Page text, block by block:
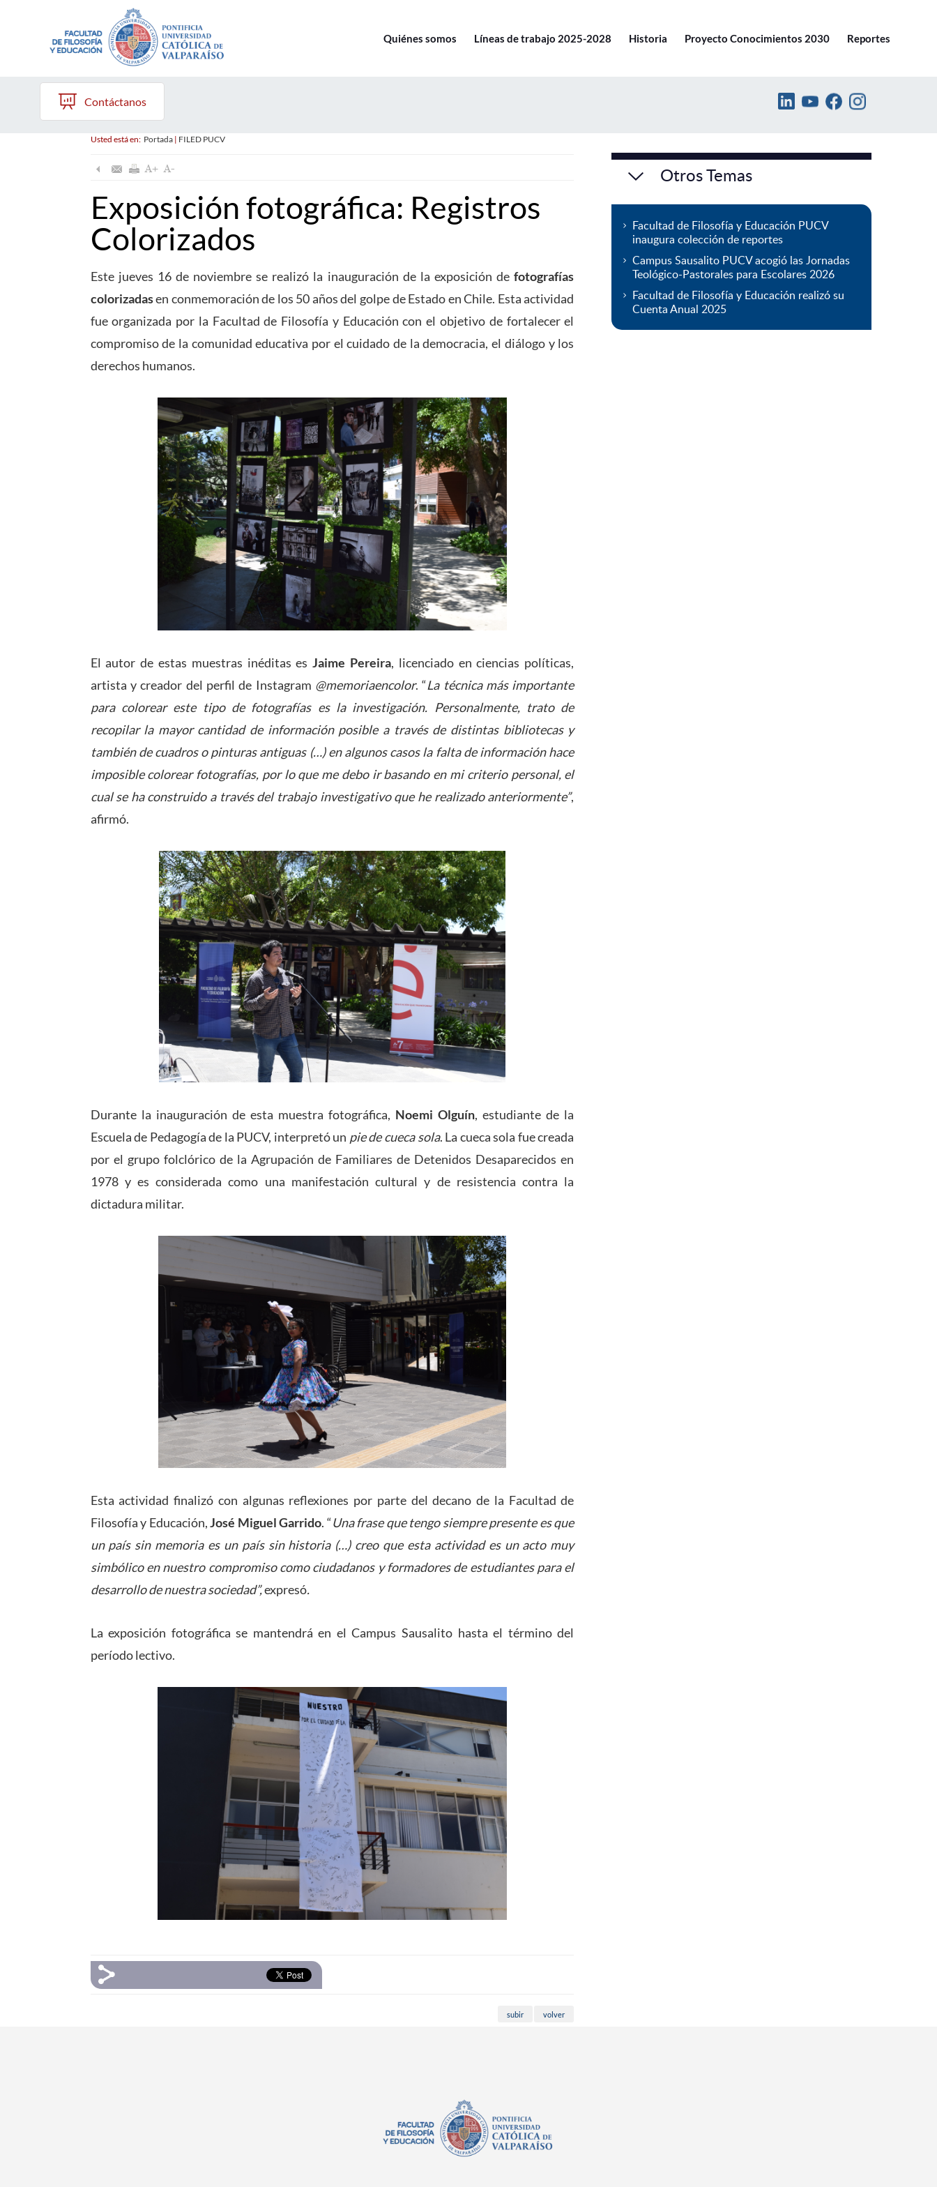
Quiénes somos Líneas de trabajo 2025-2028 Historia Proyecto Conocimientos 2030 Reportes
Contáctanos
Usted está en: Portada| FILED PUCV
Exposición fotográfica: Registros
Colorizados
Este jueves 16 de noviembre se realizó la inauguración de la exposición defotografías
colorizadasen conmemoración de los 50 años del golpe de Estado en Chile. Esta actividad
fue organizada por la Facultad de Filosofía y Educación con el objetivo de fortalecer el
compromiso de la comunidad educativa por el cuidado de la democracia, el diálogo y los
derechos humanos.
El autor de estas muestras inéditas esJaime Pereira, licenciado en ciencias políticas,
artista y creador del perfil de Instagram @memoriaencolor. “La técnica más importante
para colorear este tipo de fotografías es la investigación. Personalmente, trato de
recopilar la mayor cantidad de información posible a través de distintas bibliotecas y
también de cuadros o pinturas antiguas (…) en algunos casos la falta de información hace
imposible colorear fotografías, por lo que me debo ir basando en mi criterio personal, el
cual se ha construido a través del trabajo investigativo que he realizado anteriormente”,
afirmó.
Durante la inauguración de esta muestra fotográfica, Noemi Olguín, estudiante de la
Escuela de Pedagogía de la PUCV, interpretó un pie de cueca sola. La cueca sola fue creada
por el grupo folclórico de la Agrupación de Familiares de Detenidos Desaparecidos en
1978 y es considerada como una manifestación cultural y de resistencia contra la
dictadura militar.
Esta actividad finalizó con algunas reflexiones por parte del decano de la Facultad de
Filosofía y Educación,José Miguel Garrido. “Una frase que tengo siempre presente es que
un país sin memoria es un país sin historia (…) creo que esta actividad es un acto muy
simbólico en nuestro compromiso como ciudadanos y formadores de estudiantes para el
desarrollo de nuestra sociedad”,expresó.
La exposición fotográfica se mantendrá en el Campus Sausalito hasta el término del
período lectivo.
subir volver
Otros Temas
Facultad de Filosofía y Educación PUCV
inaugura colección de reportes
Campus Sausalito PUCV acogió las Jornadas
Teológico-Pastorales para Escolares 2026
Facultad de Filosofía y Educación realizó su
Cuenta Anual 2025